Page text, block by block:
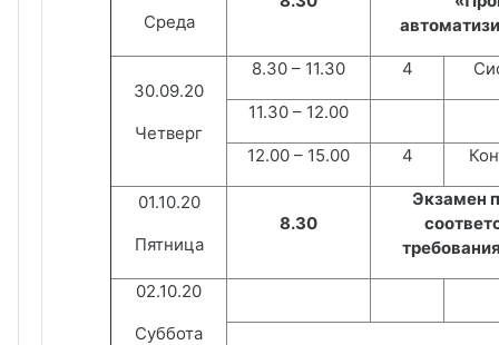
Среда
30.09.20
Четверг
8.30 – 11.30 4
11.30 – 12.00
12.00 – 15.00 4
01.10.20
Пятница
8.30
Экзамен
02.10.20
Суббота